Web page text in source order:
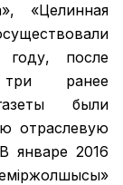
«Целинная
после
ранее
были
отраслевую
январе 2016